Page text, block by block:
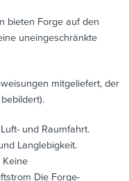
bieten Forge auf den
uneingeschränkte
mitgeliefert, der
und Raumfahrt.
Langlebigkeit.
Keine
Die Forge-